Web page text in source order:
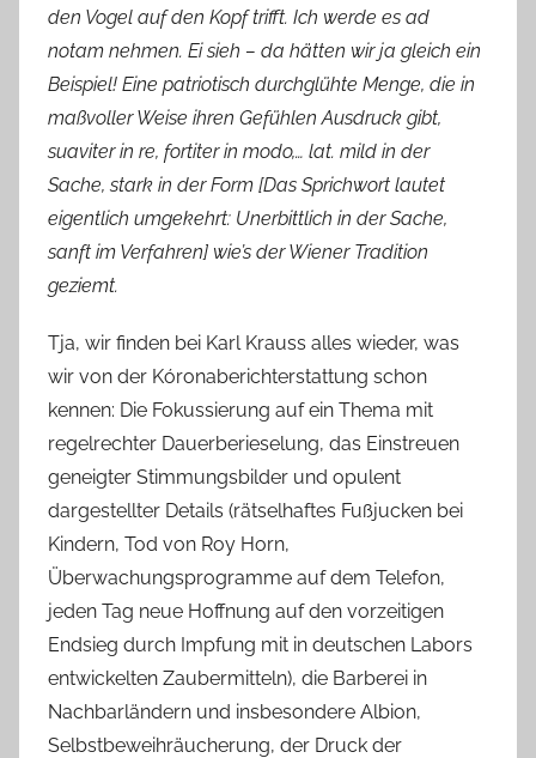
den Vogel auf den Kopf trifft. Ich werde es ad
notam nehmen. Ei sieh – da hätten wir ja gleich ein
Beispiel! Eine patriotisch durchglühte Menge, die in
maßvoller Weise ihren Gefühlen Ausdruck gibt,
suaviter in re, fortiter in modo,… lat. mild in der
Sache, stark in der Form [Das Sprichwort lautet
eigentlich umgekehrt: Unerbittlich in der Sache,
sanft im Verfahren] wie’s der Wiener Tradition
geziemt.
Tja, wir finden bei Karl Krauss alles wieder, was
wir von der Kóronaberichterstattung schon
kennen: Die Fokussierung auf ein Thema mit
regelrechter Dauerberieselung, das Einstreuen
geneigter Stimmungsbilder und opulent
dargestellter Details (rätselhaftes Fußjucken bei
Kindern, Tod von Roy Horn,
Überwachungsprogramme auf dem Telefon,
jeden Tag neue Hoffnung auf den vorzeitigen
Endsieg durch Impfung mit in deutschen Labors
entwickelten Zaubermitteln), die Barberei in
Nachbarländern und insbesondere Albion,
Selbstbeweihräucherung, der Druck der